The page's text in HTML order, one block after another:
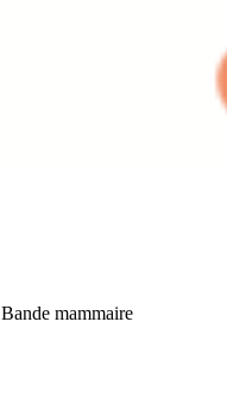
Bande mammaire